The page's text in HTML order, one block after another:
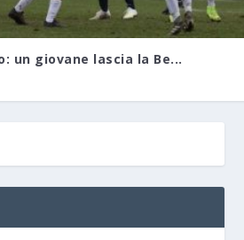
un giovane lascia la Be...